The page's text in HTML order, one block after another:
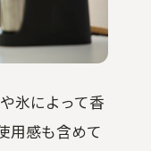
氷によって香
用感も含めて